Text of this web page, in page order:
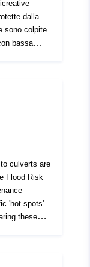
dalla
sono colpite
bassa
culverts are
Flood Risk
'hot-spots'.
these